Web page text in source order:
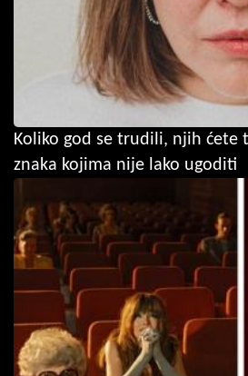
Koliko god se trudili, njih ćete
znaka kojima nije lako ugoditi